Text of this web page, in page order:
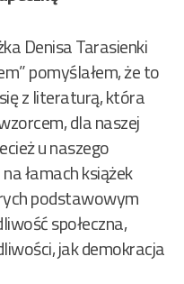
Denisa Tarasienki
pomyślałem, że to
z literaturą, która
dla naszej
u naszego
łamach książek
podstawowym
społeczna,
jak demokracja